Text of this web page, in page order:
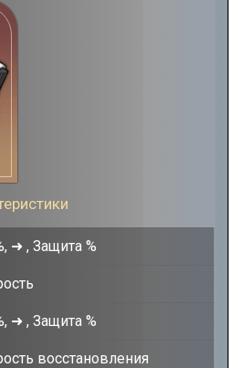
➜ , Защита %
➜ , Защита %
восстановления